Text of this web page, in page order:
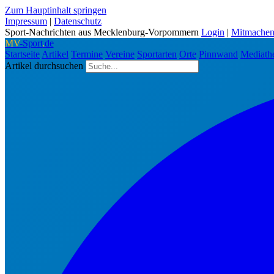
Zum Hauptinhalt springen
Impressum | Datenschutz
Sport-Nachrichten aus Mecklenburg-Vorpommern Login | Mitmachen
MV-Sport.de
Startseite Artikel Termine Vereine Sportarten Orte Pinnwand
Artikel durchsuchen